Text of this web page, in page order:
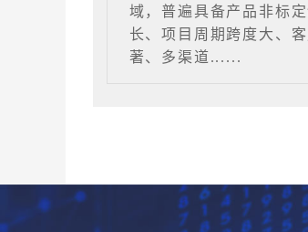
域，普遍具备产品非标
长、项目周期跨度大、
著、多渠道......